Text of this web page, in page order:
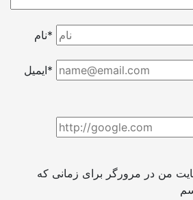
نام*
ایمیل*
من در مرورگر برای زمانی که